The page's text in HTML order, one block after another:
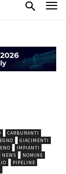
CARBURANTI
GIACIMENTI
IMPIANTI
NEWS
NOMINE
PIPELINE